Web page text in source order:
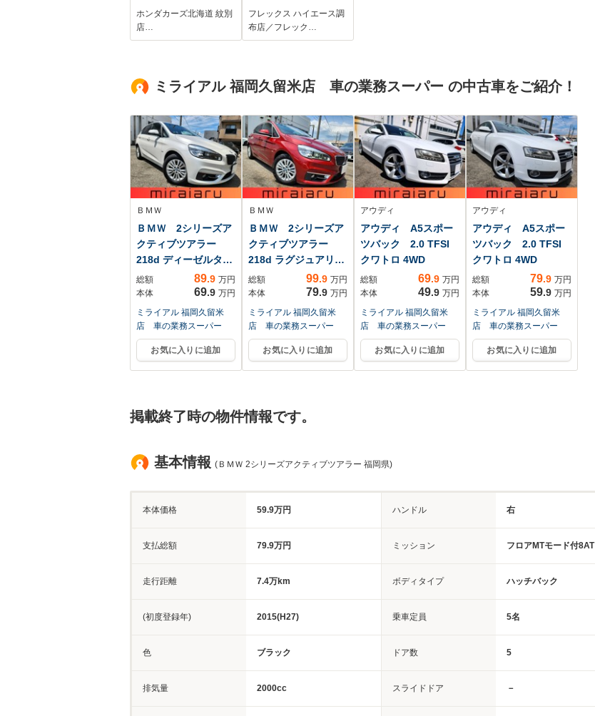
ETC
ホンダカーズ北海道 紋別
店…
ンETC2.0シートカバ
ーベッドキットT-
Forceスポイラーオー
FLEX16インチアルミ
ヤフォグランプ
フレックス ハイエース調
布店／フレック…
ミライアル 福岡久留米店 車の業務スーパー の中古車をご紹介！
ＢＭＷ
ＢＭＷ 2シリーズア
クティブツアラー
218d ディーゼルター
ボ
総額 89.9 万円
本体
69.9 万円
ミライアル 福岡久留米
店 車の業務スーパー
お気に入りに追加
ＢＭＷ
ＢＭＷ 2シリーズア
クティブツアラー
218d ラグジュアリー
...
総額 99.9 万円
本体
79.9 万円
ミライアル 福岡久留米
店 車の業務スーパー
お気に入りに追加
アウディ
アウディ A5スポー
ツバック 2.0 TFSI
クワトロ 4WD
総額 69.9 万円
本体
49.9 万円
ミライアル 福岡久留米
店 車の業務スーパー
お気に入りに追加
アウディ
アウディ A5スポー
ツバック 2.0 TFSI
クワトロ 4WD
総額 79.9 万円
本体
59.9 万円
ミライアル 福岡久留米
店 車の業務スーパー
お気に入りに追加
掲載終了時の物件情報です。
基本情報 (ＢＭＷ 2シリーズアクティブツアラー 福岡県)
本体価格 59.9万円 ハンドル 右
支払総額 79.9万円 ミッション フロアMTモード付8AT
走行距離 7.4万km ボディタイプ ハッチバック
(初度登録年) 2015(H27) 乗車定員 5名
色 ブラック ドア数 5
排気量 2000cc スライドドア －